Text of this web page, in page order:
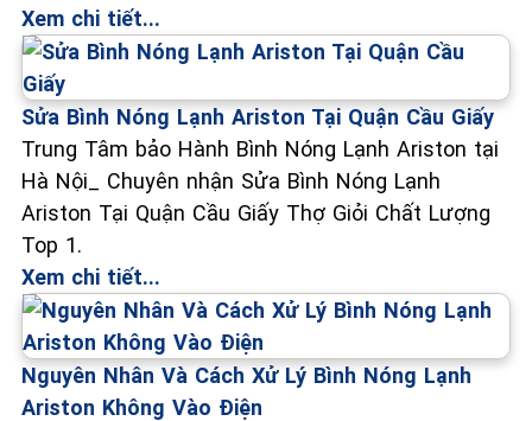
Xem chi tiết...
Sửa Bình Nóng Lạnh Ariston Tại Quận Cầu Giấy
Trung Tâm bảo Hành Bình Nóng Lạnh Ariston tại
Hà Nội_ Chuyên nhận Sửa Bình Nóng Lạnh
Ariston Tại Quận Cầu Giấy Thợ Giỏi Chất Lượng
Top 1.
Xem chi tiết...
Nguyên Nhân Và Cách Xử Lý Bình Nóng Lạnh
Ariston Không Vào Điện